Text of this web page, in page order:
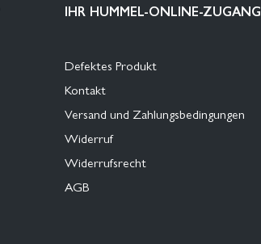
IHR HUMMEL-ONLINE-ZUGANG
Defektes Produkt
Kontakt
Versand und Zahlungsbedingungen
Widerruf
Widerrufsrecht
AGB